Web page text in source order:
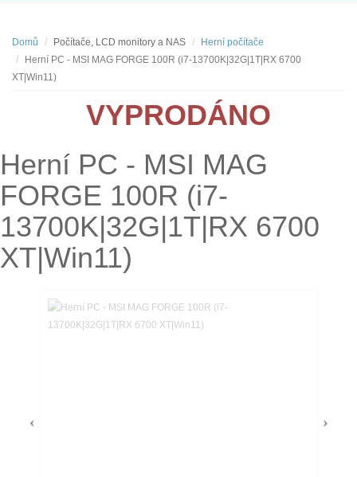
Domů Počítače, LCD monitory a NAS
Herní počítače
Herní PC - MSI MAG FORGE 100R (i7-13700K|32G|1T|RX 6700
XT|Win11)
VYPRODÁNO
Herní PC - MSI MAG
FORGE 100R (i7-
13700K|32G|1T|RX 6700
XT|Win11)